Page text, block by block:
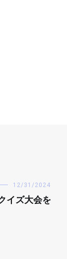
12/31/2024
イズ大会を